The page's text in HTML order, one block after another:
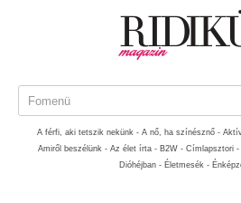
Fomenü
A férfi, aki tetszik nekünk - A nő, ha színésznő -
Amiről beszélünk - Az élet írta - B2W - Címlapsztori -
Dióhéjban - Életmesék -